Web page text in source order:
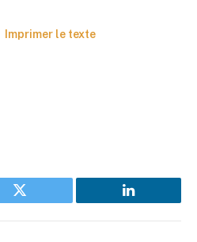
Imprimer le texte
Twitter LinkedIn